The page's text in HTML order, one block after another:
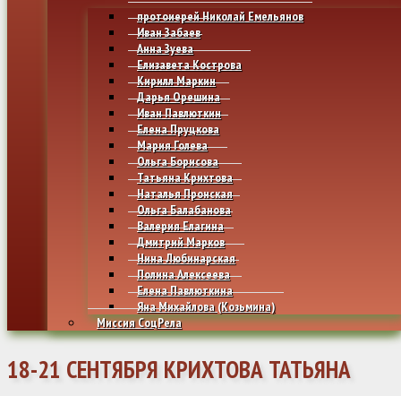
протоиерей Николай Емельянов
Иван Забаев
Анна Зуева
Елизавета Кострова
Кирилл Маркин
Дарья Орешина
Иван Павлюткин
Елена Пруцкова
Мария Голева
Ольга Борисова
Татьяна Крихтова
Наталья Пронская
Ольга Балабанова
Валерия Елагина
Дмитрий Марков
Нина Любинарская
Полина Алексеева
Елена Павлюткина
Яна Михайлова (Козьмина)
Миссия СоцРела
18-21 СЕНТЯБРЯ КРИХТОВА ТАТЬЯНА